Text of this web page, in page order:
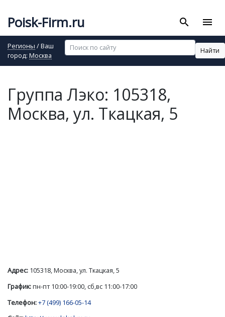
Poisk-Firm.ru search menu
Регионы / Ваш
город: Москва
Найти
Группа Лэко: 105318,
Москва, ул. Ткацкая, 5
Адрес: 105318, Москва, ул. Ткацкая, 5
График:пн-пт 10:00-19:00, сб,вс 11:00-17:00
Телефон:+7 (499) 166-05-14